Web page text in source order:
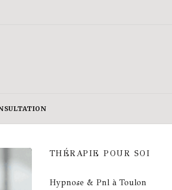
THÉRAPIE POUR SOI
Hypnose & Pnl à Toulon